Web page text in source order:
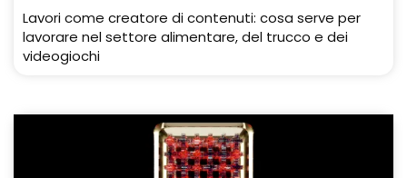
Lavori come creatore di contenuti: cosa serve per
lavorare nel settore alimentare, del trucco e dei
videogiochi